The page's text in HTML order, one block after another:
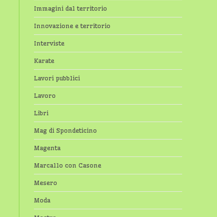
Immagini dal territorio
Innovazione e territorio
Interviste
Karate
Lavori pubblici
Lavoro
Libri
Mag di Spondeticino
Magenta
Marcallo con Casone
Mesero
Moda